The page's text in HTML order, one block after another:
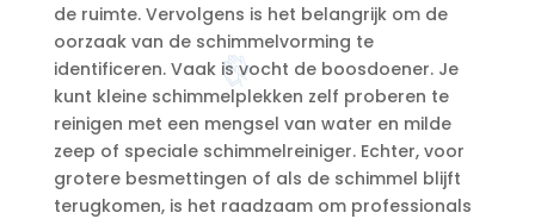
de ruimte.​ Vervolgens is het belangrijk om de
oorzaak van de schimmelvorming te
identificeren.​ Vaak is vocht de boosdoener.​ Je
kunt kleine schimmelplekken zelf proberen te
reinigen met een mengsel van water en milde
zeep of speciale schimmelreiniger.​ Echter, voor
grotere besmettingen of als de schimmel blijft
terugkomen, is het raadzaam om professionals